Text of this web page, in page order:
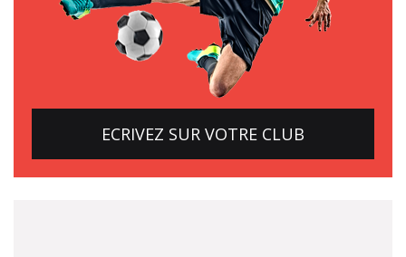
ECRIVEZ SUR VOTRE CLUB